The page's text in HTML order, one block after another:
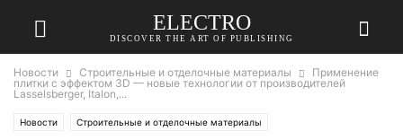
ELECTRO
DISCOVER THE ART OF PUBLISHING
Новости Строительные и отделочные материалы
Применение
плитки с эффектом 3D — новые технологии от производителей
Lasselsberger, Italon,...
Новости Строительные и отделочные материалы